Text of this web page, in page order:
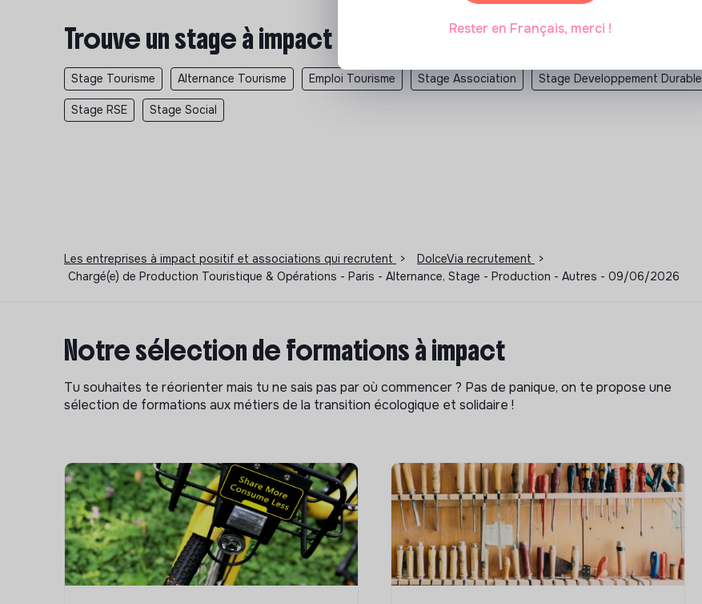
Trouve un stage à impact positif avec jobs that make sense
Stage Tourisme Alternance Tourisme Emploi Tourisme Stage Association Stage Developpement Durable
Stage RSE Stage Social
Les entreprises à impact positif et associations qui recrutent > DolceVia recrutement
>
Chargé(e) de Production Touristique & Opérations - Paris - Alternance, Stage - Production - Autres - 09/06/2026
Notre sélection de formations à impact
Tu souhaites te réorienter mais tu ne sais pas par où commencer ? Pas de panique, on te propose une
sélection de formations aux métiers de la transition écologique et solidaire !
Rester en Français, merci !